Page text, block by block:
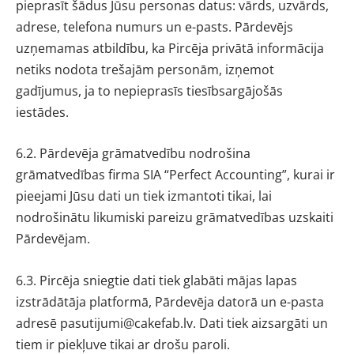
pieprasīt šādus Jūsu personas datus: vārds, uzvārds,
adrese, telefona numurs un e-pasts. Pārdevējs
uzņemamas atbildību, ka Pircēja privātā informācija
netiks nodota trešajām personām, izņemot
gadījumus, ja to nepieprasīs tiesībsargājošās
iestādes.
6.2. Pārdevēja grāmatvedību nodrošina
grāmatvedības firma SIA “Perfect Accounting”, kurai ir
pieejami Jūsu dati un tiek izmantoti tikai, lai
nodrošinātu likumiski pareizu grāmatvedības uzskaiti
Pārdevējam.
6.3. Pircēja sniegtie dati tiek glabāti mājas lapas
izstrādātāja platformā, Pārdevēja datorā un e-pasta
adresē pasutijumi@cakefab.lv. Dati tiek aizsargāti un
tiem ir piekļuve tikai ar drošu paroli.